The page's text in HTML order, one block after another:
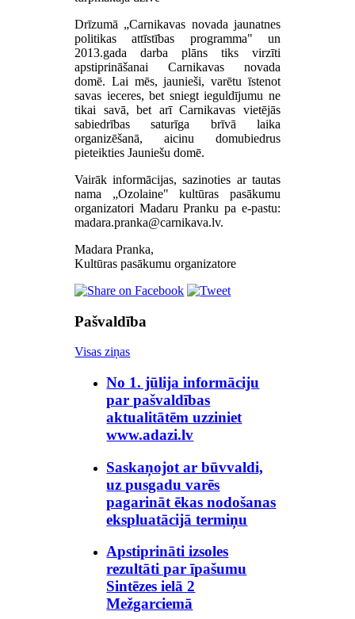
Drīzumā „Carnikavas novada jaunatnes
politikas attīstības programma" un
2013.gada darba plāns tiks virzīti
apstiprināšanai Carnikavas novada
domē. Lai mēs, jaunieši, varētu īstenot
savas ieceres, bet sniegt ieguldījumu ne
tikai savā, bet arī Carnikavas vietējās
sabiedrības saturīga brīvā laika
organizēšanā, aicinu domubiedrus
pieteikties Jauniešu domē.
Vairāk informācijas, sazinoties ar tautas
nama „Ozolaine" kultūras pasākumu
organizatori Madaru Pranku pa e-pastu:
.
Madara Pranka,
Kultūras pasākumu organizatore
Pašvaldība
Visas ziņas
No 1. jūlija informāciju
par pašvaldības
aktualitātēm uzziniet
www.adazi.lv
Saskaņojot ar būvvaldi,
uz pusgadu varēs
pagarināt ēkas nodošanas
ekspluatācijā termiņu
Apstiprināti izsoles
rezultāti par īpašumu
Sintēzes ielā 2
Mežgarciemā